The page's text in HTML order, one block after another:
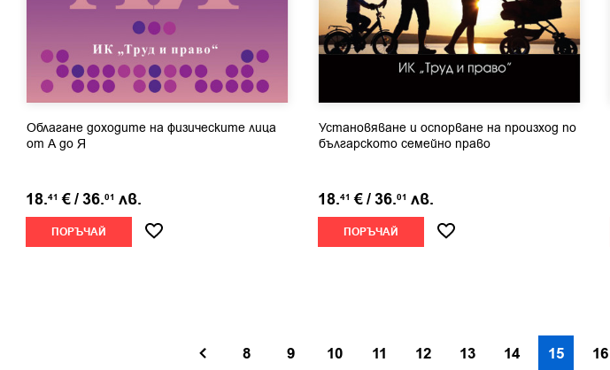
Облагане доходите на физическите лица
от А до Я
18.41 €/36.01 лв.
ПОРЪЧАЙ
Установяване и оспорване на произход по
българското семейно право
18.41 €/36.01 лв.
ПОРЪЧАЙ
8 9 10 11 12 13 14 15 16